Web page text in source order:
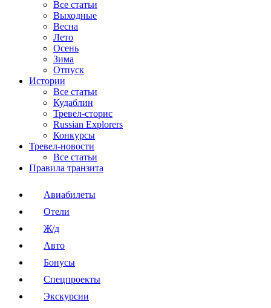
Все статьи
Выходные
Весна
Лето
Осень
Зима
Отпуск
Истории
Все статьи
Кудаблин
Тревел-сторис
Russian Explorers
Конкурсы
Тревел-новости
Все статьи
Правила транзита
Авиабилеты
Отели
Ж/д
Авто
Бонусы
Спецпроекты
Экскурсии